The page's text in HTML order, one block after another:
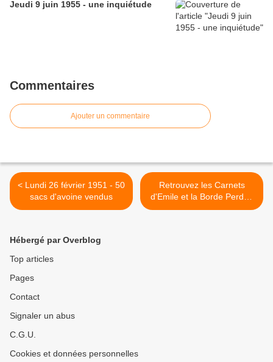
Jeudi 9 juin 1955 - une inquiétude
Commentaires
Ajouter un commentaire
< Lundi 26 février 1951 - 50
sacs d'avoine vendus
Retrouvez les Carnets
d'Emile et la Borde Perdue
sur les réseaux sociaux ou
Hébergé par Overblog
Top articles
Pages
Contact
Signaler un abus
C.G.U.
Cookies et données personnelles